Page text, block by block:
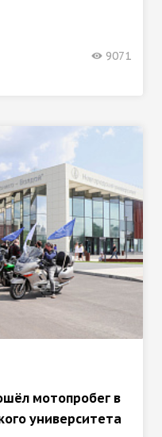
9071
мотопробег в
университета